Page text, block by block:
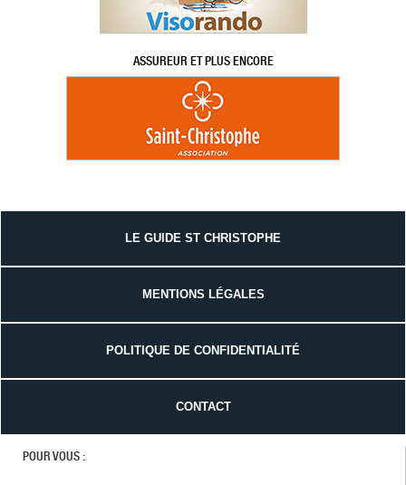
ASSUREUR ET PLUS ENCORE
LE GUIDE ST CHRISTOPHE
MENTIONS LÉGALES
POLITIQUE DE CONFIDENTIALITÉ
CONTACT
POUR VOUS :